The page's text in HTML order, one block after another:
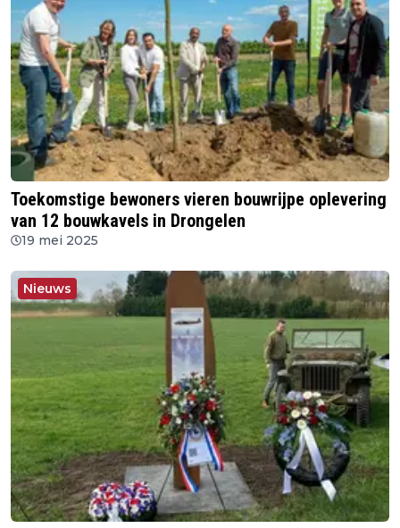
Toekomstige bewoners vieren bouwrijpe oplevering
van 12 bouwkavels in Drongelen
19 mei 2025
Nieuws